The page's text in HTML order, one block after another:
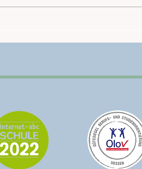
Inklusives Spiel-